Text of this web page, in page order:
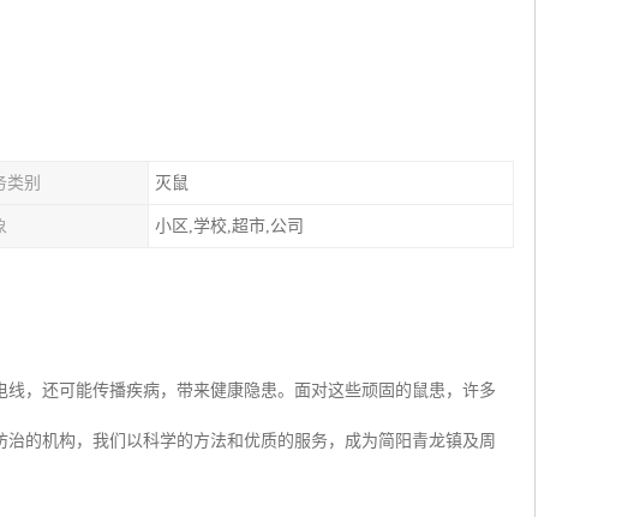
类别 灭鼠
小区,学校,超市,公司
，还可能传播疾病，带来健康隐患。面对这些顽固的鼠患，许多
的机构，我们以科学的方法和优质的服务，成为简阳青龙镇及周